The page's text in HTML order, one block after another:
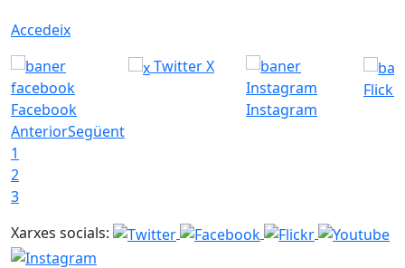
Accedeix
Facebook
Twitter X
Instagram
Flickr
AnteriorSegüent
1
2
3
Xarxes socials: